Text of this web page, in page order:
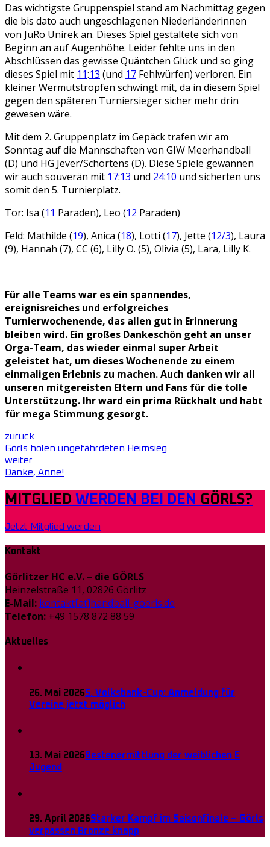
Das wichtigste Gruppenspiel stand am Nachmittag gegen
die bis dato auch ungeschlagenen Niederländerinnen
von JuRo Unirek an. Dieses Spiel gestaltete sich von
Beginn an auf Augenhöhe. Leider fehlte uns in den
Abschlüssen das gewisse Quäntchen Glück und so ging
dieses Spiel mit 11:13 (und 17 Fehlwürfen) verloren. Ein
kleiner Wermutstropfen schwingt mit, da in diesem Spiel
gegen den späteren Turniersieger sicher mehr drin
gewesen wäre.
Mit dem 2. Gruppenplatz im Gepäck trafen wir am
Sonntag auf die Mannschaften von GIW Meerhandball
(D) und HG Jever/Schortens (D). Diese Spiele gewannen
wir auch souverän mit 17:13 und 24:10 und sicherten uns
somit den 5. Turnierplatz.
Tor: Isa (11 Paraden), Leo (12 Paraden)
Feld: Mathilde (19), Anica (18), Lotti (17), Jette (12/3), Laura
(9), Hannah (7), CC (6), Lilly O. (5), Olivia (5), Lara, Lilly K.
Für alle Teams war es ein spannendes,
ereignisreiches und erfolgreiches
Turnierwochenende, das allen gut in Erinnerung
bleiben wird. Ein großes Dankeschön geht an unser
Orga-Team, das wieder einmal super Arbeit
geleistet hat, um dieses Wochenende zu einem
einmaligen Erlebnis zu machen. Auch danken wir all
unseren mitgereisten Eltern und Fans für die tolle
Unterstützung. Ihr ward ein prima Rückhalt und habt
für mega Stimmung gesorgt.
zurück
Görls holen ungefährdeten Heimsieg
weiter
Danke, Anne!
MITGLIED WERDEN BEI DEN GÖRLS?
Jetzt Mitglied werden
Kontakt
Görlitzer HC e.V. – die GÖRLS
Heinzelstraße 11, 02826 Görlitz
E-Mail: kontakt[at]handball-goerls.de
Telefon: +49 1578 872 88 59
Aktuelles
26. Mai 20265. Volksbank-Cup: Anmeldung für
Vereine jetzt möglich
13. Mai 2026Bestenermittlung der weiblichen E
Jugend
29. April 2026Starker Kampf im Saisonfinale – Görls
verpassen Bronze knapp